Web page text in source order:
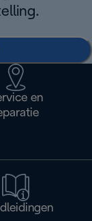
en